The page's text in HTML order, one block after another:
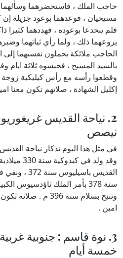
حاجب الملك ، فاستحضرهما وسألهما
مسيحيان ، فوعدهما بوعود جزيلة إن
فلم ينخدعا بوعوده ، فهددهما كثيرا
يروعهما ذلك ، ولما رأي ثباتهما
الحاجب ملائكة يحملون نفسيهما
بالسيد المسيح ، فحبسوه ثلاثة ايام
وقطعوا رأسه مع رأس كيليكية زوجة
إكليل الشهادة ، صلاتهم تكون معنا
2. نياحة القديس
نيصص
في مثل هذا اليوم تذكار نياحة
وقد ولد في
القديس
سنة 378 بأمر الملك ثاؤدسيوس
وتنيح بسلام سنة 396 م
امين .
3. نوة قاسم : جنوبية
خمسة أيام